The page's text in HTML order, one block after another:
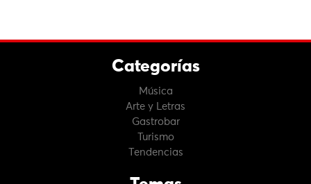
Categorías
Música
Arte y Letras
Gastrobar
Turismo
Tendencias